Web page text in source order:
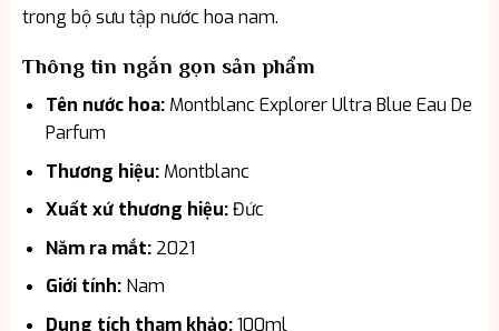
trong bộ sưu tập nước hoa nam.
Thông tin ngắn gọn sản phẩm
Tên nước hoa:Montblanc Explorer Ultra Blue Eau De
Parfum
Thương hiệu:Montblanc
Xuất xứ thương hiệu:Đức
Năm ra mắt:2021
Giới tính:Nam
Dung tích tham khảo:100ml